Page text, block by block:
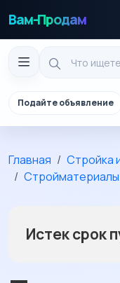
Вам-Продам
Подайте объявление
Главная
Стройка
Стройматериалы
Истек срок